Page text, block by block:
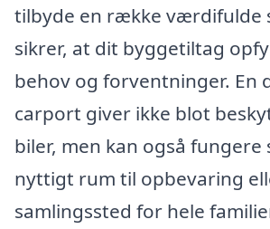
tilbyde en række værdifulde
sikrer, at dit byggetiltag
behov og forventninger. En
carport giver ikke blot
biler, men kan også fungere
nyttigt rum til opbevaring
samlingssted for hele